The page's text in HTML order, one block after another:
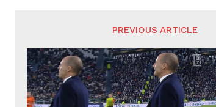
PREVIOUS ARTICLE